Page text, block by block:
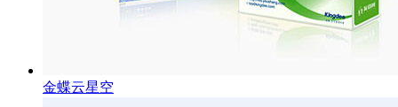
金蝶云星空